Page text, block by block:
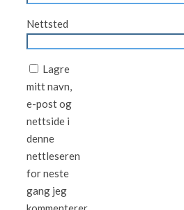
Nettsted
Lagre
mitt navn,
e-post og
nettside i
denne
nettleseren
for neste
gang jeg